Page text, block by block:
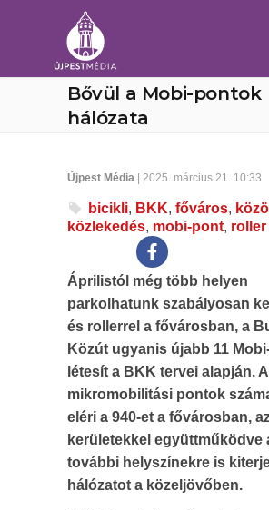
Bővül a Mobi-pontok
hálózata
Újpest Média | 2025. március 21. 10:33
bicikli, BKK, főváros,
közlekedés, mobi-pont, roller
Áprilistól még több helyen
parkolhatunk szabályosan
és rollerrel a fővárosban, a
Közút ugyanis újabb 11
létesít a BKK tervei alapján. A
mikromobilitási pontok
eléri a 940-et a fővárosban,
kerületekkel együttműködve
további helyszínekre is
hálózatot a közeljövőben.